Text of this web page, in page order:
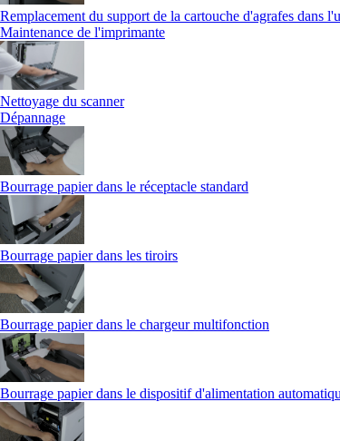
Remplacement du support de la cartouche d'agrafes dans
Maintenance de l'imprimante
Nettoyage du scanner
Dépannage
Bourrage papier dans le réceptacle standard
Bourrage papier dans les tiroirs
Bourrage papier dans le chargeur multifonction
Bourrage papier dans le dispositif d'alimentation